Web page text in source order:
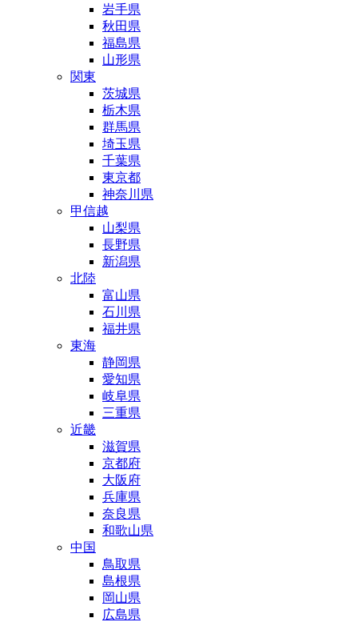
岩手県
秋田県
福島県
山形県
関東
茨城県
栃木県
群馬県
埼玉県
千葉県
東京都
神奈川県
甲信越
山梨県
長野県
新潟県
北陸
富山県
石川県
福井県
東海
静岡県
愛知県
岐阜県
三重県
近畿
滋賀県
京都府
大阪府
兵庫県
奈良県
和歌山県
中国
鳥取県
島根県
岡山県
広島県